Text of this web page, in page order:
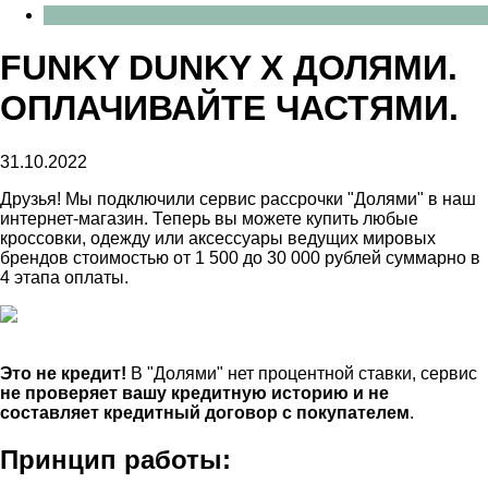
FUNKY DUNKY X ДОЛЯМИ.
ОПЛАЧИВАЙТЕ ЧАСТЯМИ.
31.10.2022
Друзья! Мы подключили сервис рассрочки "Долями" в наш
интернет-магазин. Теперь вы можете купить любые
кроссовки, одежду или аксессуары ведущих мировых
брендов стоимостью от 1 500 до 30 000 рублей суммарно в
4 этапа оплаты.
Это не кредит! В "Долями" нет процентной ставки, сервис
не проверяет вашу кредитную историю и не
составляет кредитный договор с покупателем.
Принцип работы: